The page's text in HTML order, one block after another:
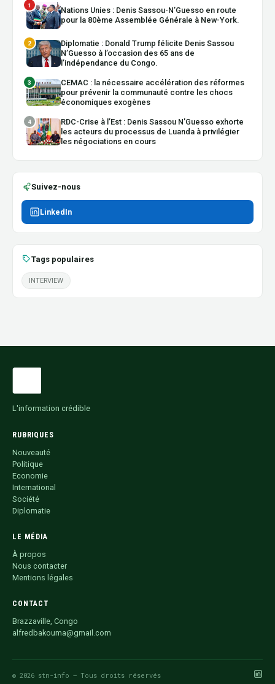
1
Nations Unies : Denis Sassou-N’Guesso en route
pour la 80ème Assemblée Générale à New-York.
2
Diplomatie : Donald Trump félicite Denis Sassou
N’Guesso à l’occasion des 65 ans de
l’indépendance du Congo.
3
CEMAC : la nécessaire accélération des réformes
pour prévenir la communauté contre les chocs
économiques exogènes
4
RDC-Crise à l’Est : Denis Sassou N’Guesso exhorte
les acteurs du processus de Luanda à privilégier
les négociations en cours
Suivez-nous
LinkedIn
Tags populaires
INTERVIEW
L'information crédible
RUBRIQUES
Nouveauté
Politique
Economie
International
Société
Diplomatie
LE MÉDIA
À propos
Nous contacter
Mentions légales
CONTACT
Brazzaville, Congo
alfredbakouma@gmail.com
© 2026 stn-info — Tous droits réservés